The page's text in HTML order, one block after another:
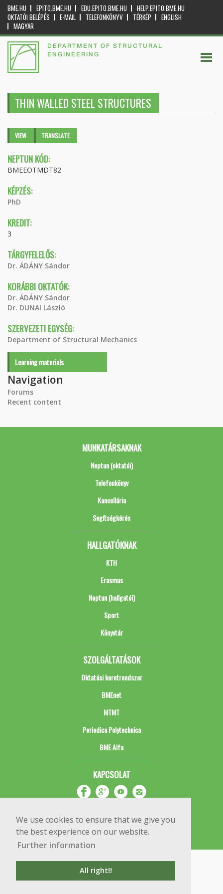
We use cookies to ensure that we give you
the best experience on our website.
Further information
All right!!
BME.HU EPITO.BME.HU EDU.EPITO.BME.HU
HELP.EPITO.BME.HU
OKTATÓI BELÉPÉS
E-MAIL TELEFONKÖNYV TÉRKÉP
ENGLISH
MAGYAR
DEPARTMENT OF STRUCTURAL
ENGINEERING
THIN WALLED STEEL STRUCTURES
Primary tabs
VIEW (ACTIVETRANSLATE
NEPTUN KÓD:
BMEEOTMDT82
KÉPZÉS:
PhD
KREDIT:
3
TÁRGYFELELŐS:
Dr. ÁDÁNY Sándor
KORÁBBI OKTATÓK:
Dr. ÁDÁNY Sándor
Dr. DUNAI László
SZERVEZETI EGYSÉG:
Department of Structural Mechanics
Learning materials
Navigation
Forums
Recent content
MUNKATÁRSAKNAK
Neptun (oktatói)
Telefonkönyv
Kancellária
Segítségkérés
HALLGATÓKNAK
KTH
Erasmus
Neptun (hallgatói)
Sport
Könyvtár
SZOLGÁLTATÁSOK
Oktatási keretrendszer
BMEnet
MTMT
Periodica Polytechnica
BME Alfa
KAPCSOLAT
Copyright © 2020 BME Építőmérnöki Kar
1111 Budapest, Műegyetem rkp. 3.